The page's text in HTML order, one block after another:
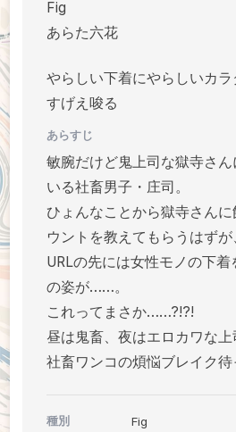
Fig
あらた六花
やらしい下着にやらしいカラ
すげえ唆る
あらすじ
敏腕だけど鬼上司な獄寺さ
いる社畜男子・庄司。
ひょんなことから獄寺さんに
ウントを教えてもらうはず
URLの先には女性モノの下着
の姿が……。
これってまさか……?!?!
昼は鬼畜、夜はエロカワな上
社畜ワンコの煩悩ブレイク待
種別
Fig